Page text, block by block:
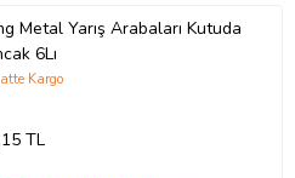
Metal Yarış Arabaları Kutuda
6Lı
Kargo
TL